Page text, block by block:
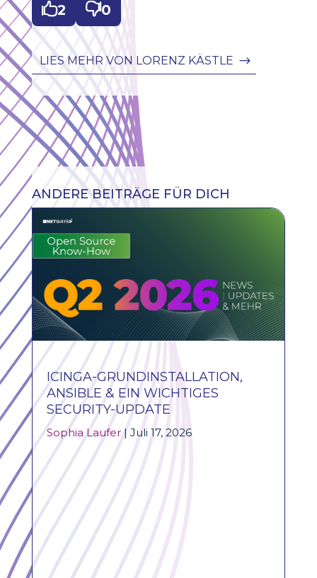
2 0
LIES MEHR VON LORENZ KÄSTLE
ANDERE BEITRÄGE FÜR DICH
ICINGA-GRUNDINSTALLATION,
ANSIBLE & EIN WICHTIGES
SECURITY-UPDATE
Sophia Laufer | Juli 17, 2026